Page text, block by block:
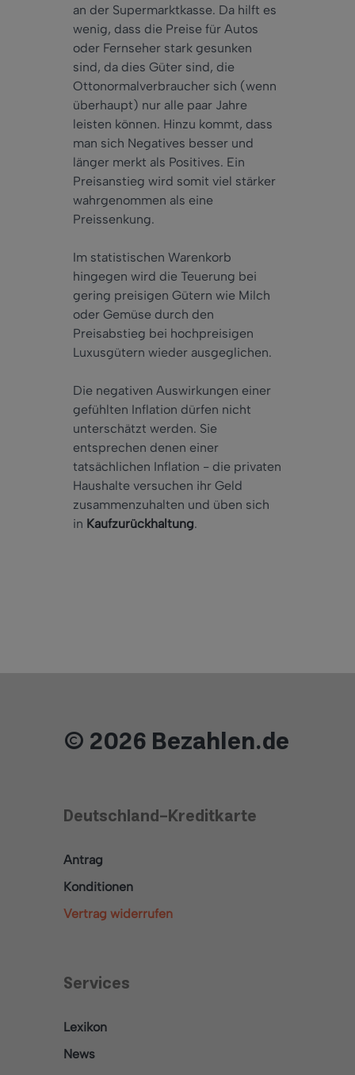
an der Supermarktkasse. Da hilft es
wenig, dass die Preise für Autos
oder Fernseher stark gesunken
sind, da dies Güter sind, die
Ottonormalverbraucher sich (wenn
überhaupt) nur alle paar Jahre
leisten können. Hinzu kommt, dass
man sich Negatives besser und
länger merkt als Positives. Ein
Preisanstieg wird somit viel stärker
wahrgenommen als eine
Preissenkung.
Im statistischen Warenkorb
hingegen wird die Teuerung bei
gering preisigen Gütern wie Milch
oder Gemüse durch den
Preisabstieg bei hochpreisigen
Luxusgütern wieder ausgeglichen.
Die negativen Auswirkungen einer
gefühlten Inflation dürfen nicht
unterschätzt werden. Sie
entsprechen denen einer
tatsächlichen Inflation - die privaten
Haushalte versuchen ihr Geld
zusammenzuhalten und üben sich
in Kaufzurückhaltung.
© 2026 Bezahlen.de
Deutschland-Kreditkarte
Antrag
Konditionen
Vertrag widerrufen
Services
Lexikon
News